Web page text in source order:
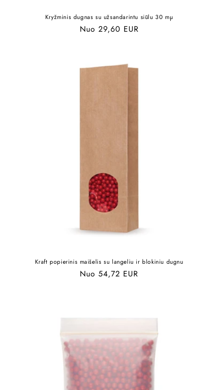
Kryžminis dugnas su užsandarintu siūlu 30 mµ
Įprasta
Nuo 29,60 EUR
Kraft popierinis maišelis su langeliu ir blokiniu dugnu
Įprasta
Nuo 54,72 EUR